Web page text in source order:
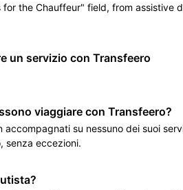
the Chauffeur" field, from assistive
un servizio con Transfeero
viaggiare con Transfeero?
accompagnati su nessuno dei suoi
senza eccezioni.